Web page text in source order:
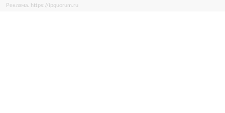
Реклама. https://ipquorum.ru